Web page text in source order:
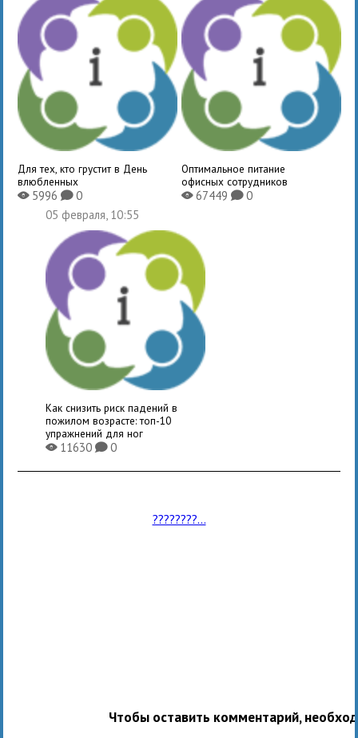
Для тех, кто грустит в День
влюбленных
X5996K0
Оптимальное питание
офисных сотрудников
X67449 K0
05 февраля, 10:55
Как снизить риск падений в
пожилом возрасте: топ-10
упражнений для ног
X11630K0
????????...
Чтобы оставить комментарий,